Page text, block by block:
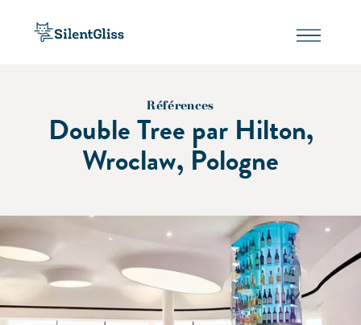
Références
Double Tree par Hilton,
Wroclaw, Pologne